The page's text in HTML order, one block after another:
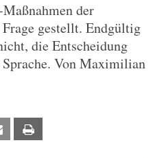
der
gestellt. Endgültig
die Entscheidung
Von Maximilian
Email